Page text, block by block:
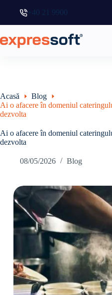
+40 21 9900
Acasă
Blog
Ai o afacere în domeniul
dezvolta
Ai o afacere în domeniul
dezvolta
08/05/2026 Blog